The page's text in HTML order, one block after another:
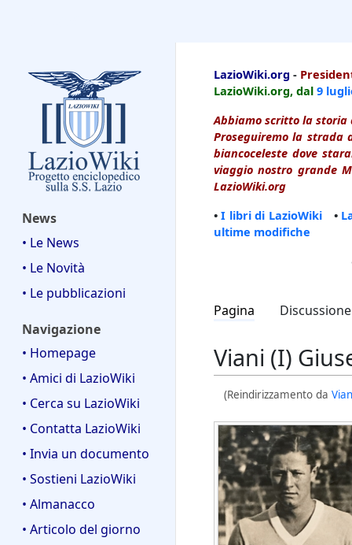
News
• Le News
• Le Novità
• Le pubblicazioni
Navigazione
• Homepage
• Amici di LazioWiki
• Cerca su LazioWiki
• Contatta LazioWiki
• Invia un documento
• Sostieni LazioWiki
• Almanacco
• Articolo del giorno
LazioWiki.org -
LazioWiki.org, dal 9
Abbiamo scritto la
Proseguiremo la strada
biancoceleste dove
viaggio nostro grande
LazioWiki.org
•I libri di LazioWiki•
ultime modifiche
Pagina Discussione
Viani (I)
(Reindirizzamento da